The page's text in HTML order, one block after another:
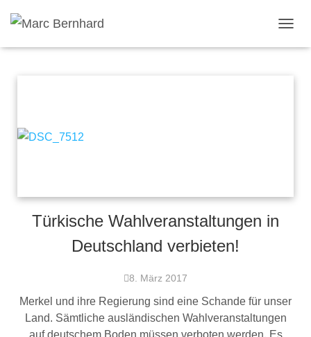
Türkische Wahlveranstaltungen in
Deutschland verbieten!
8. März 2017
Merkel und ihre Regierung sind eine Schande für unser
Land. Sämtliche ausländischen Wahlveranstaltungen
auf deutschem Boden müssen verboten werden. Es